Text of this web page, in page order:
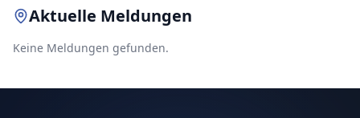
Aktuelle Meldungen
Keine Meldungen gefunden.